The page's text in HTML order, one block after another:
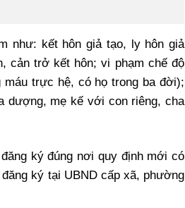
như: kết hôn giả tạo, ly hôn giả
cản trở kết hôn; vi phạm chế độ
máu trực hệ, có họ trong ba đời);
dượng, mẹ kế với con riêng, cha
ký đúng nơi quy định mới có
ký tại UBND cấp xã, phường